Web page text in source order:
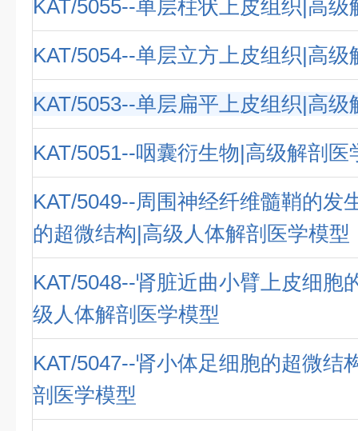
KAT/5055--单层柱状上皮组织|高级
KAT/5054--单层立方上皮组织|高级
KAT/5053--单层扁平上皮组织|高级
KAT/5051--咽囊衍生物|高级解剖医
KAT/5049--周围神经纤维髓鞘的发
的超微结构|高级人体解剖医学模型
KAT/5048--肾脏近曲小臂上皮细胞
级人体解剖医学模型
KAT/5047--肾小体足细胞的超微结
剖医学模型